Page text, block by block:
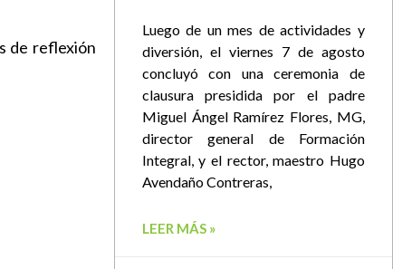
de reflexión
Luego de un mes de actividades y
diversión, el viernes 7 de agosto
concluyó con una ceremonia de
clausura presidida por el padre
Miguel Ángel Ramírez Flores, MG,
director general de Formación
Integral, y el rector, maestro Hugo
Avendaño Contreras,
LEER MÁS »